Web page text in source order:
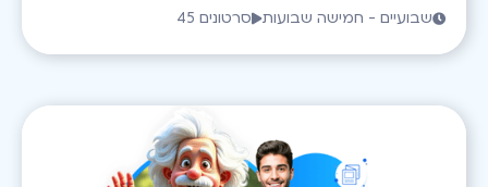
45 סרטונים שבועיים - חמישה שבועות